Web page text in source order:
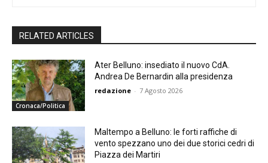
RELATED ARTICLES
Cronaca/Politica
Ater Belluno: insediato il nuovo CdA.
Andrea De Bernardin alla presidenza
redazione - 7 Agosto 2026
Maltempo a Belluno: le forti raffiche di
vento spezzano uno dei due storici cedri di
Piazza dei Martiri